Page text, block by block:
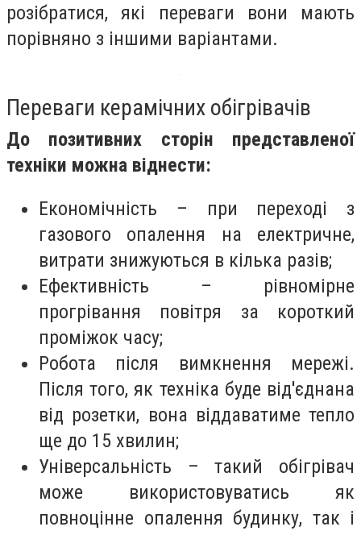
розібратися, які переваги вони мають
порівняно з іншими варіантами.
Переваги керамічних обігрівачів
До позитивних сторін представленої
техніки можна віднести:
Економічність – при переході з
газового опалення на електричне,
витрати знижуються в кілька разів;
Ефективність – рівномірне
прогрівання повітря за короткий
проміжок часу;
Робота після вимкнення мережі.
Після того, як техніка буде від'єднана
від розетки, вона віддаватиме тепло
ще до 15 хвилин;
Універсальність – такий обігрівач
може використовуватись як
повноцінне опалення будинку, так і